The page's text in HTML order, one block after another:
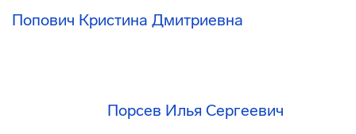
Попович Кристина Дмитриевна
Порсев Илья Сергеевич